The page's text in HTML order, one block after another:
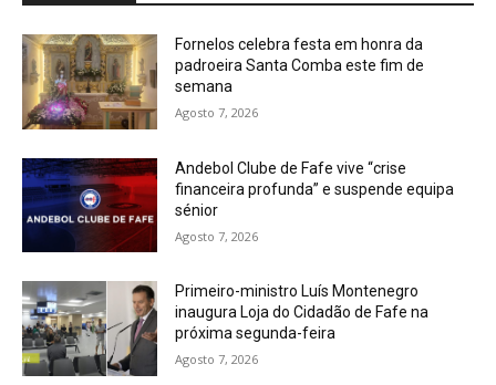
Fornelos celebra festa em honra da
padroeira Santa Comba este fim de
semana
Agosto 7, 2026
Andebol Clube de Fafe vive “crise
financeira profunda” e suspende equipa
sénior
Agosto 7, 2026
Primeiro-ministro Luís Montenegro
inaugura Loja do Cidadão de Fafe na
próxima segunda-feira
Agosto 7, 2026